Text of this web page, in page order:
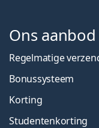
Ons aanbod
Regelmatige
Bonussysteem
Korting
Studentenkorting